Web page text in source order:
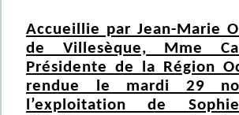
Accueillie par Jean-Marie
de Villesèque, Mme
Présidente de la Région
rendue le mardi 29
l’exploitation de